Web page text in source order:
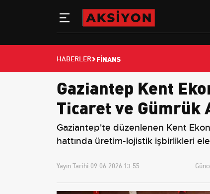
HABERLER FINANS
Gaziantep Kent
Ticaret ve Gümrük
Gaziantep'te düzenlenen Kent
hattında üretim-lojistik işbirlikleri ele
Yayın Tarihi:09.06.2026 13:55